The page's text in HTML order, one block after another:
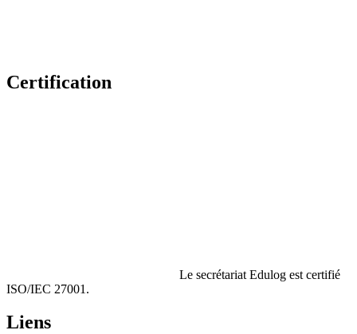
Certification
Le secrétariat Edulog est certifié
ISO/IEC 27001.
Liens